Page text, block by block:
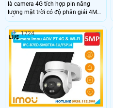
là camera 4G tích hợp pin năng
lượng mặt trời có độ phân giải 4MP,
hỗ trợ đàm thoại 2 chiều và hồng
ngoại ban đêm lên đến 30m.
Camera cho hình ảnh có màu ban
đêm trong phạm vi 20m, hỗ trợ khe
thẻ nhớ lên đến 512GB, phân biệt
được người và xe. Với tính năng
cảnh báo chủ động bằng đèn chớp
và còi hú, camera lý tưởng lắp đặt
tại những khu vực không có điện.
1724